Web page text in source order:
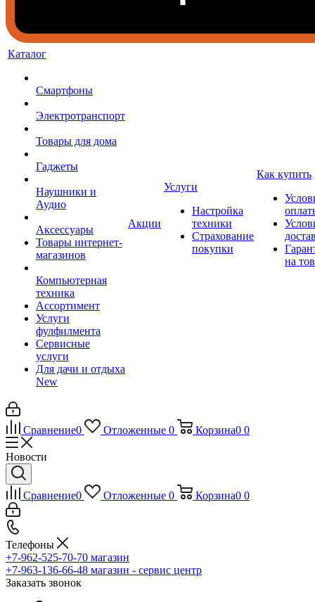
Каталог
Смартфоны
Электротранспорт
Товары для дома
Гаджеты
Наушники и
Аудио
Аксессуары
Товары интернет-
магазинов
Компьютерная
техника
Ассортимент
Услуги
фулфилмента
Сервисные
услуги
Для дачи и отдыха
New
Акции
Услуги
Настройка
техники
Страхование
покупки
Как купить
на
Сравнение0 Отложенные 0 Корзина0 0
Новости
Сравнение0 Отложенные 0 Корзина0 0
Телефоны
+7-962-525-70-70 магазин
+7-963-136-66-48 магазин - сервис центр
Заказать звонок